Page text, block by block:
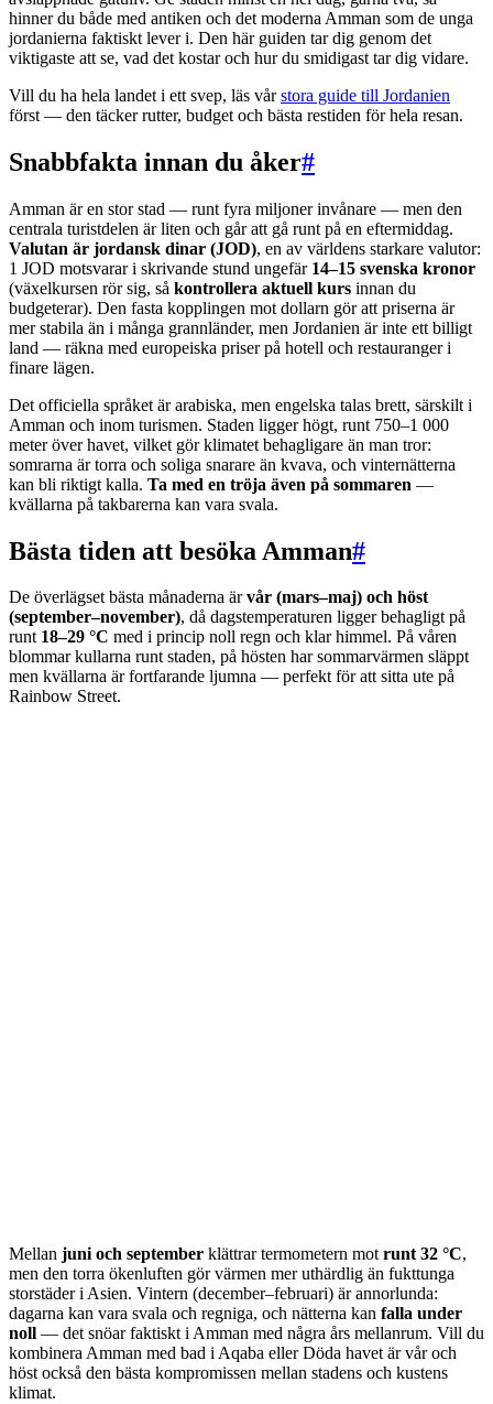
hinner du både med antiken och det moderna Amman som de unga
jordanierna faktiskt lever i. Den här guiden tar dig genom det
viktigaste att se, vad det kostar och hur du smidigast tar dig vidare.
Vill du ha hela landet i ett svep, läs vårstora guide till Jordanien
först — den täcker rutter, budget och bästa restiden för hela resan.
Snabbfakta innan du åker#
Amman är en stor stad — runt fyra miljoner invånare — men den
centrala turistdelen är liten och går att gå runt på en eftermiddag.
Valutan är jordansk dinar (JOD), en av världens starkare valutor:
1 JOD motsvarar i skrivande stund ungefär 14–15 svenska kronor
(växelkursen rör sig, så kontrollera aktuell kurs innan du
budgeterar). Den fasta kopplingen mot dollarn gör att priserna är
mer stabila än i många grannländer, men Jordanien är inte ett billigt
land — räkna med europeiska priser på hotell och restauranger i
finare lägen.
Det officiella språket är arabiska, men engelska talas brett, särskilt i
Amman och inom turismen. Staden ligger högt, runt 750–1 000
meter över havet, vilket gör klimatet behagligare än man tror:
somrarna är torra och soliga snarare än kvava, och vinternätterna
kan bli riktigt kalla. Ta med en tröja även på sommaren —
kvällarna på takbarerna kan vara svala.
Bästa tiden att besöka Amman#
De överlägset bästa månaderna ärvår (mars–maj) och höst
(september–november), då dagstemperaturen ligger behagligt på
runt 18–29 °C med i princip noll regn och klar himmel. På våren
blommar kullarna runt staden, på hösten har sommarvärmen släppt
men kvällarna är fortfarande ljumna — perfekt för att sitta ute på
Rainbow Street.
Mellan juni och september klättrar termometern motrunt 32 °C,
men den torra ökenluften gör värmen mer uthärdlig än fukttunga
storstäder i Asien. Vintern (december–februari) är annorlunda:
dagarna kan vara svala och regniga, och nätterna kan falla under
noll — det snöar faktiskt i Amman med några års mellanrum. Vill du
kombinera Amman med bad i Aqaba eller Döda havet är vår och
höst också den bästa kompromissen mellan stadens och kustens
klimat.